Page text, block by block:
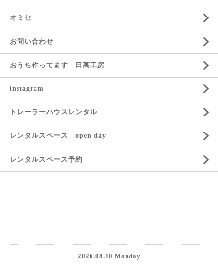
オミセ
お問い合わせ
おうち作ってます 日高工房
instagram
トレーラーハウスレンタル
レンタルスペース open day
レンタルスペース予約
2026.08.10 Monday